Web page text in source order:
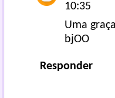
10:35
Uma
bjOO
Responder